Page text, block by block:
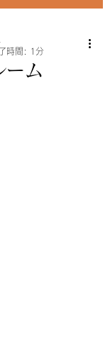
ーム
時間: 1分